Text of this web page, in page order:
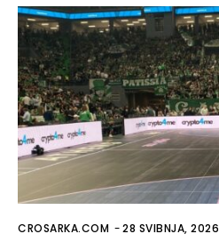
CROSARKA.COM -28 SVIBNJA, 2026